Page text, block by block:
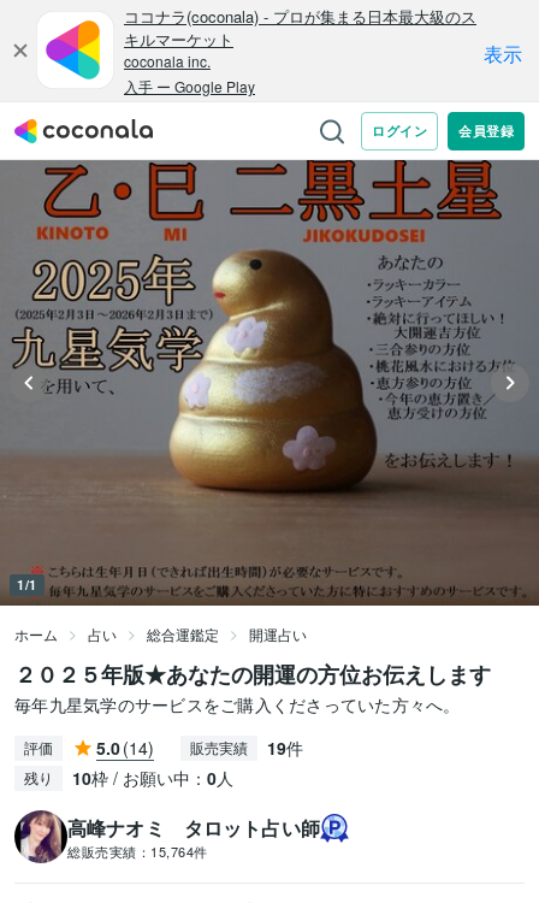
1/1
ホーム 占い 総合運鑑定 開運占い
２０２５年版★あなたの開運の方位お伝えします
毎年九星気学のサービスをご購入くださっていた方々へ。
評価 5.0(14) 販売実績 19件
残り 10枠 / お願い中： 0人
高峰ナオミ タロット占い師
総販売実績： 15,764件